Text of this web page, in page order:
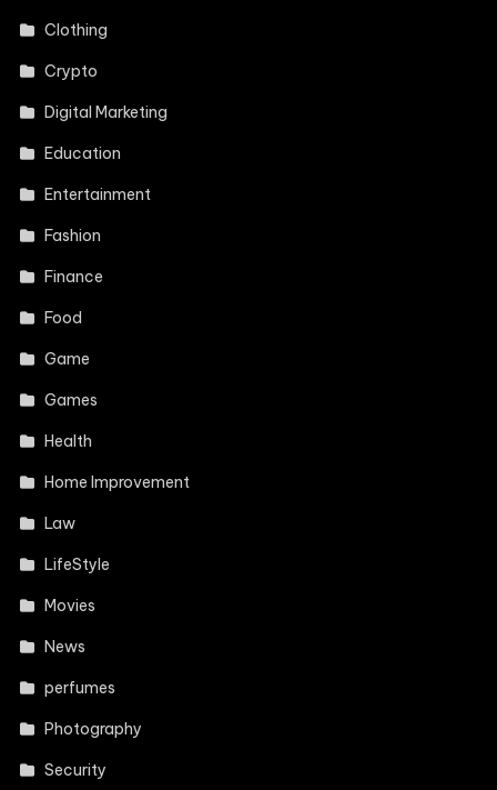
Clothing
Crypto
Digital Marketing
Education
Entertainment
Fashion
Finance
Food
Game
Games
Health
Home Improvement
Law
LifeStyle
Movies
News
perfumes
Photography
Security